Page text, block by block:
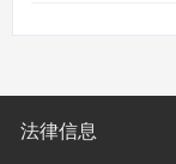
法律信息